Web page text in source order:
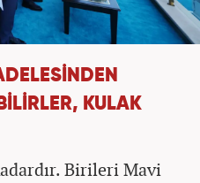
KULAK
Birileri Mavi